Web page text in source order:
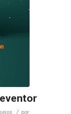
/ por